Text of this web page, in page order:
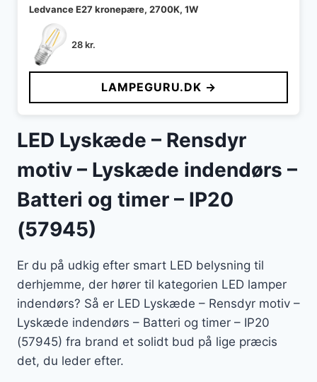
Ledvance E27 kronepære, 2700K, 1W
28kr.
LAMPEGURU.DK →
LED Lyskæde – Rensdyr
motiv – Lyskæde indendørs –
Batteri og timer – IP20
(57945)
Er du på udkig efter smart LED belysning til
derhjemme, der hører til kategorien LED lamper
indendørs? Så er LED Lyskæde – Rensdyr motiv –
Lyskæde indendørs – Batteri og timer – IP20
(57945) fra brand et solidt bud på lige præcis
det, du leder efter.